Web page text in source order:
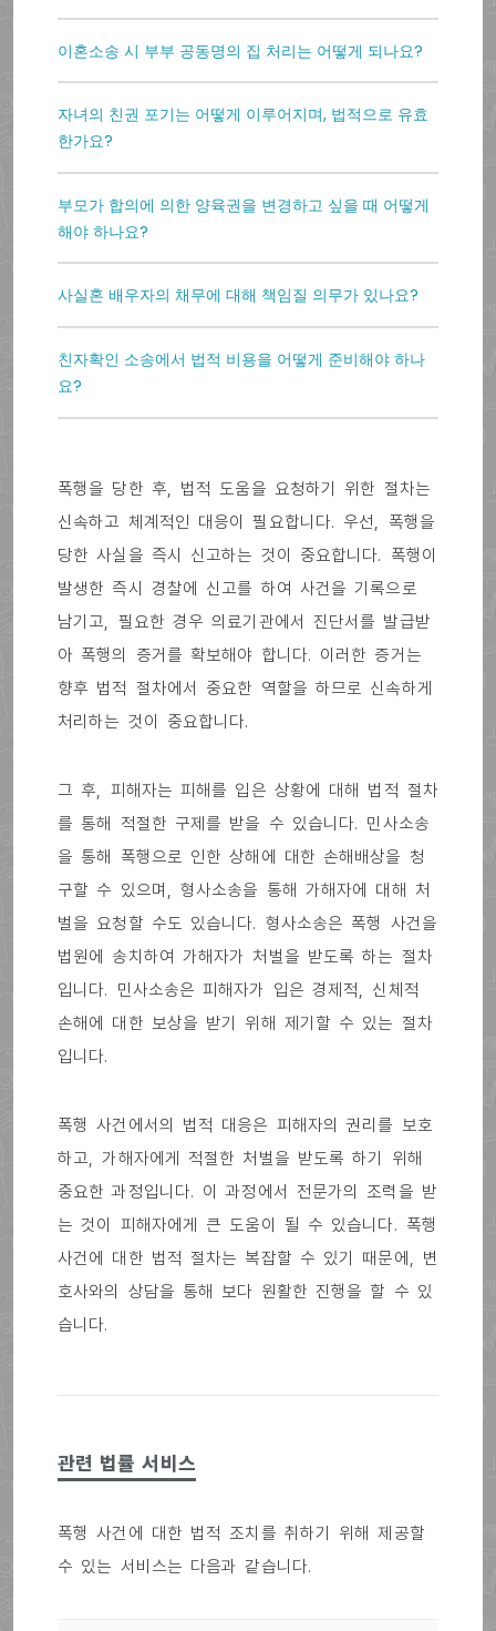
이혼소송 시 부부 공동명의 집 처리는 어떻게 되나요?
자녀의 친권 포기는 어떻게 이루어지며, 법적으로 유효
한가요?
부모가 합의에 의한 양육권을 변경하고 싶을 때 어떻게
해야 하나요?
사실혼 배우자의 채무에 대해 책임질 의무가 있나요?
친자확인 소송에서 법적 비용을 어떻게 준비해야 하나
요?
폭행을 당한 후, 법적 도움을 요청하기 위한 절차는
신속하고 체계적인 대응이 필요합니다. 우선, 폭행을
당한 사실을 즉시 신고하는 것이 중요합니다. 폭행이
발생한 즉시 경찰에 신고를 하여 사건을 기록으로
남기고, 필요한 경우 의료기관에서 진단서를 발급받
아 폭행의 증거를 확보해야 합니다. 이러한 증거는
향후 법적 절차에서 중요한 역할을 하므로 신속하게
처리하는 것이 중요합니다.
그 후, 피해자는 피해를 입은 상황에 대해 법적 절차
를 통해 적절한 구제를 받을 수 있습니다. 민사소송
을 통해 폭행으로 인한 상해에 대한 손해배상을 청
구할 수 있으며, 형사소송을 통해 가해자에 대해 처
벌을 요청할 수도 있습니다. 형사소송은 폭행 사건을
법원에 송치하여 가해자가 처벌을 받도록 하는 절차
입니다. 민사소송은 피해자가 입은 경제적, 신체적
손해에 대한 보상을 받기 위해 제기할 수 있는 절차
입니다.
폭행 사건에서의 법적 대응은 피해자의 권리를 보호
하고, 가해자에게 적절한 처벌을 받도록 하기 위해
중요한 과정입니다. 이 과정에서 전문가의 조력을 받
는 것이 피해자에게 큰 도움이 될 수 있습니다. 폭행
사건에 대한 법적 절차는 복잡할 수 있기 때문에, 변
호사와의 상담을 통해 보다 원활한 진행을 할 수 있
습니다.
관련 법률 서비스
폭행 사건에 대한 법적 조치를 취하기 위해 제공할
수 있는 서비스는 다음과 같습니다.